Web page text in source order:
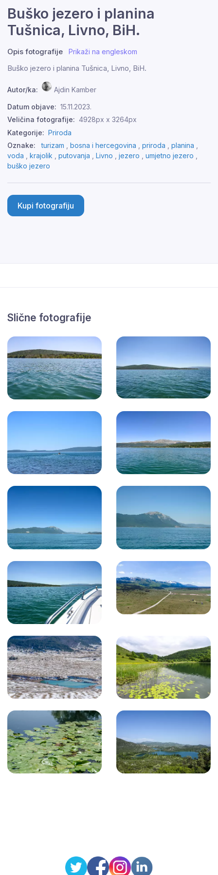
Buško jezero i planina
Tušnica, Livno, BiH.
Opis fotografije Prikaži na engleskom
Buško jezero i planina Tušnica, Livno, BiH.
Autor/ka: Ajdin Kamber
Datum objave: 15.11.2023.
Veličina fotografije: 4928px x 3264px
Kategorije: Priroda
Oznake:
turizam bosna i hercegovina priroda planina
voda
krajolik putovanja Livno jezero umjetno jezero
buško jezero
Kupi fotografiju
Slične fotografije